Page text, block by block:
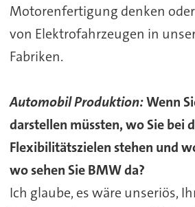
Motorenfertigung denken
von Elektrofahrzeugen in
Fabriken.
Automobil Produktion:Wenn
darstellen müssten, wo Sie bei
Flexibilitätszielen stehen und
wo sehen Sie BMW da?
Ich glaube, es wäre unseriös,